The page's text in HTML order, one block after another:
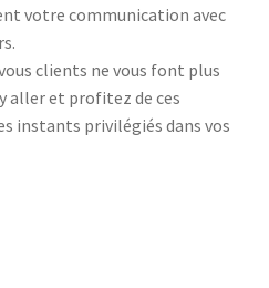
votre communication avec
clients ne vous font plus
aller et profitez de ces
instants privilégiés dans vos